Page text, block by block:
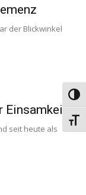
der Blickwinkel
Einsamkeit
seit heute als